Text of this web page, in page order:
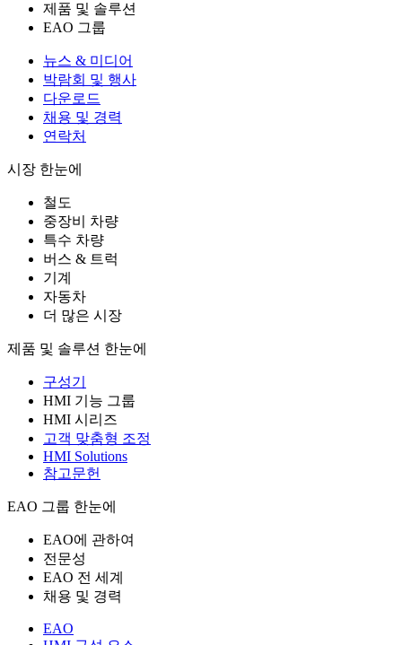
제품 및 솔루션
EAO 그룹
뉴스 & 미디어
박람회 및 행사
다운로드
채용 및 경력
연락처
시장 한눈에
철도
중장비 차량
특수 차량
버스 & 트럭
기계
자동차
더 많은 시장
제품 및 솔루션 한눈에
구성기
HMI 기능 그룹
HMI 시리즈
고객 맞춤형 조정
HMI Solutions
참고문헌
EAO 그룹 한눈에
EAO에 관하여
전문성
EAO 전 세계
채용 및 경력
EAO